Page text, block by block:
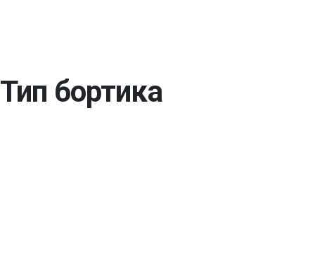
Тип бортика